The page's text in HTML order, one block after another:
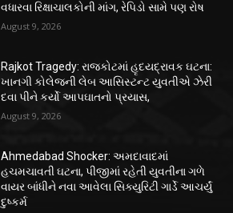
વધારવા રિક્ષાચાલકોની માંગ, રેપિડો સામે પણ રોષ
August 9, 2026
Rajkot Tragedy: રાજકોટમાં હૃદયદ્રાવક ઘટના:
ખાનગી કોલેજની લેબ આસિસ્ટન્ટ યુવતીએ ઝેરી
દવા પીને કર્યો આપઘાતનો પ્રયાસ,
August 9, 2026
Ahmedabad Shocker: અમદાવાદમાં
હચમચાવતી ઘટના, પીજીમાં રહેતી યુવતીના ગળે
વાયર બાંધીને નવા આવેલા સિક્યુરિટી ગાર્ડે આચર્યું
દુષ્કર્મ